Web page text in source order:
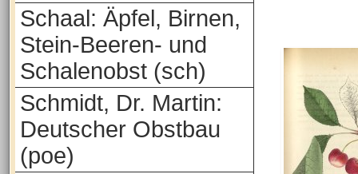
Schaal: Äpfel, Birnen,
Stein-Beeren- und
Schalenobst (sch)
Schmidt, Dr. Martin:
Deutscher Obstbau
(poe)